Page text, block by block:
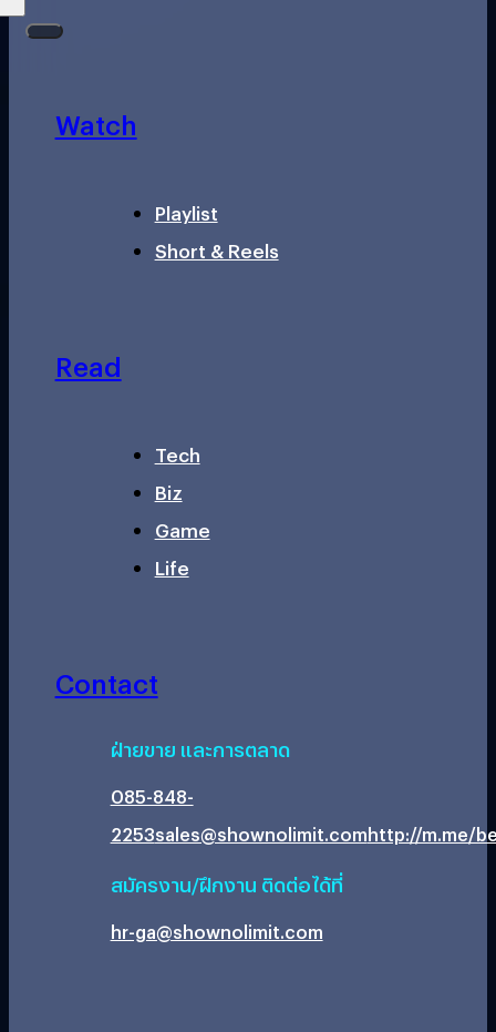
Watch
Playlist
Short & Reels
Read
Tech
Biz
Game
Life
Contact
ฝ่ายขาย และการตลาด
085-848-
2253sales@shownolimit.comhttp://m.me/
สมัครงาน/ฝึกงาน ติดต่อได้ที่
hr-ga@shownolimit.com